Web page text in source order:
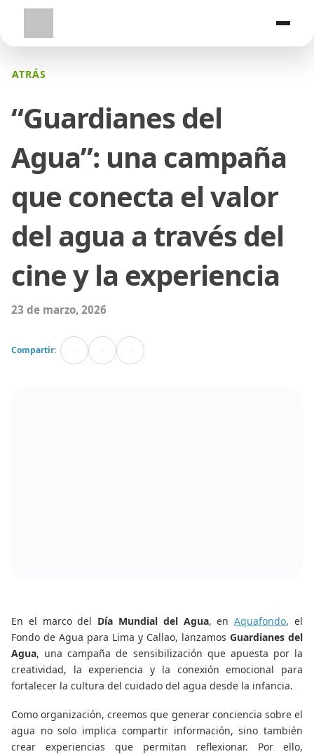
ATRÁS
“Guardianes del
Agua”: una campaña
que conecta el valor
del agua a través del
cine y la experiencia
23 de marzo, 2026
Compartir:
En el marco del Día Mundial del Agua, enAquafondo, el
Fondo de Agua para Lima y Callao, lanzamos Guardianes del
Agua, una campaña de sensibilización que apuesta por la
creatividad, la experiencia y la conexión emocional para
fortalecer la cultura del cuidado del agua desde la infancia.
Como organización, creemos que generar conciencia sobre el
agua no solo implica compartir información, sino también
crear experiencias que permitan reflexionar. Por ello,